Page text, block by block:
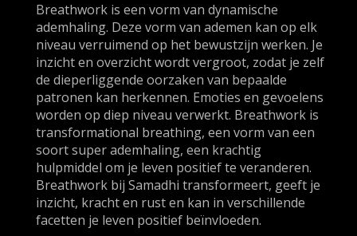
Breathwork is een vorm van dynamische
ademhaling. Deze vorm van ademen kan op elk
niveau verruimend op het bewustzijn werken. Je
inzicht en overzicht wordt vergroot, zodat je zelf
de dieperliggende oorzaken van bepaalde
patronen kan herkennen. Emoties en gevoelens
worden op diep niveau verwerkt. Breathwork is
transformational breathing, een vorm van een
soort super ademhaling, een krachtig
hulpmiddel om je leven positief te veranderen.
Breathwork bij Samadhi transformeert, geeft je
inzicht, kracht en rust en kan in verschillende
facetten je leven positief beïnvloeden.